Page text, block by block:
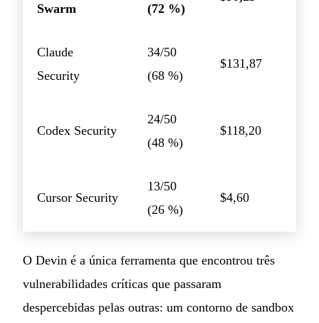
Swarm
(72 %)
Claude
Security
34/50
(68 %)
$131,87
Codex Security
24/50
(48 %)
$118,20
Cursor Security
13/50
(26 %)
$4,60
O Devin é a única ferramenta que encontrou três
vulnerabilidades críticas que passaram
despercebidas pelas outras: um contorno de sandbox